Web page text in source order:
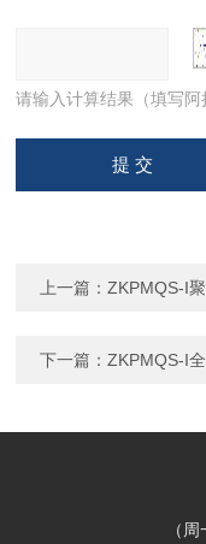
请输入计算结果（填写
上一篇：ZKPMQS-I
下一篇：ZKPMQS-I
（